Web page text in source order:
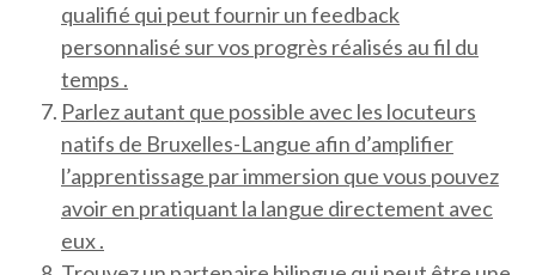
qualifié qui peut fournir un feedback
personnalisé sur vos progrès réalisés au fil du
temps .
Parlez autant que possible avec les locuteurs
natifs de Bruxelles-Langue afin d’amplifier
l’apprentissage par immersion que vous pouvez
avoir en pratiquant la langue directement avec
eux .